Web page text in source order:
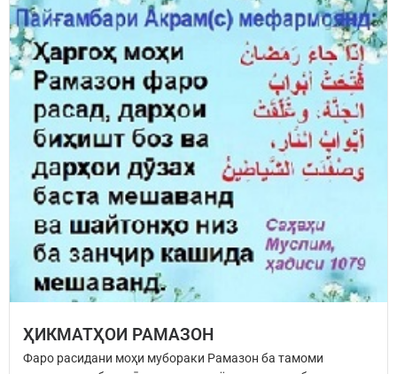
ҲИКМАТҲОИ РАМАЗОН
Фаро расидани моҳи мубораки Рамазон ба тамоми